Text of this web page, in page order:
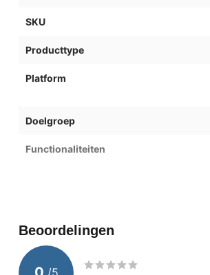
SKU
Producttype
Platform
Doelgroep
Functionaliteiten
Licentie
Duur toegang
Beoordelingen
/5